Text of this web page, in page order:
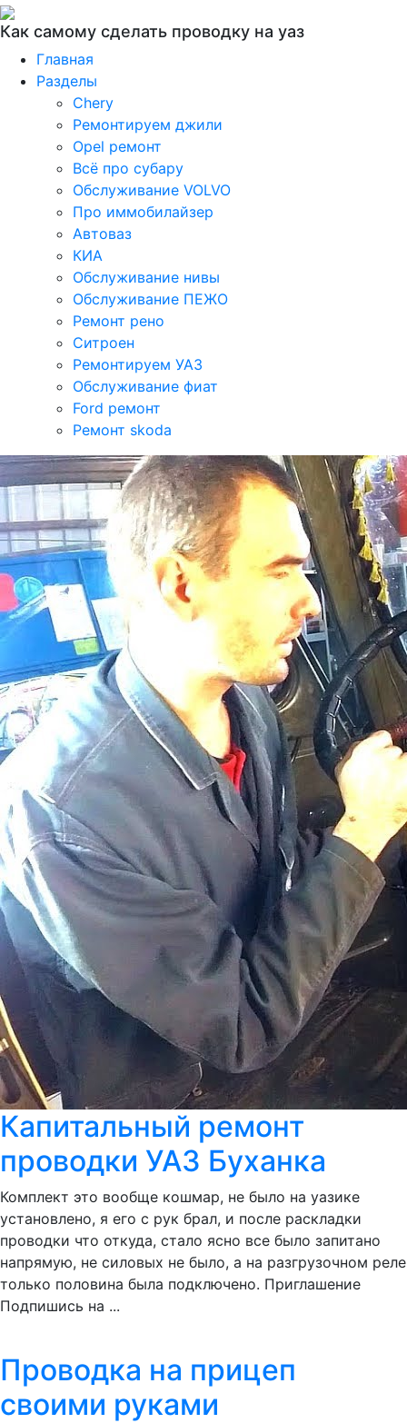
Как самому сделать проводку на уаз
Главная
Разделы
Chery
Ремонтируем джили
Opel ремонт
Всё про субару
Обслуживание VOLVO
Про иммобилайзер
Автоваз
КИА
Обслуживание нивы
Обслуживание ПЕЖО
Ремонт рено
Ситроен
Ремонтируем УАЗ
Обслуживание фиат
Ford ремонт
Ремонт skoda
Капитальный ремонт
проводки УАЗ Буханка
Комплект это вообще кошмар, не было на уазике
установлено, я его с рук брал, и после раскладки
проводки что откуда, стало ясно все было запитано
напрямую, не силовых не было, а на разгрузочном реле
только половина была подключено. Приглашение
Подпишись на ...
Проводка на прицеп
своими руками